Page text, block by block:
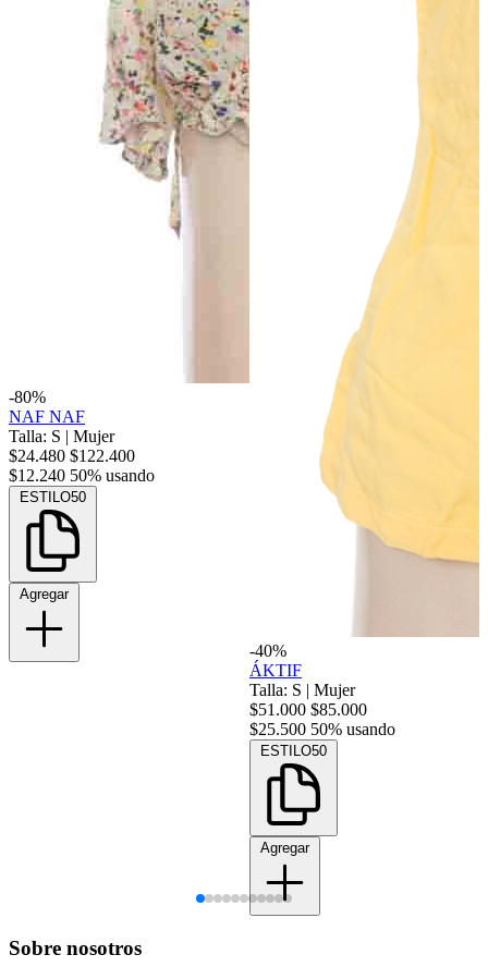
-80%
NAF NAF
Talla: S | Mujer
$24.480 $122.400
$12.240 50% usando
ESTILO50
Agregar
-40%
ÁKTIF
Talla: S | Mujer
$51.000 $85.000
$25.500 50% usando
ESTILO50
Agregar
Sobre nosotros